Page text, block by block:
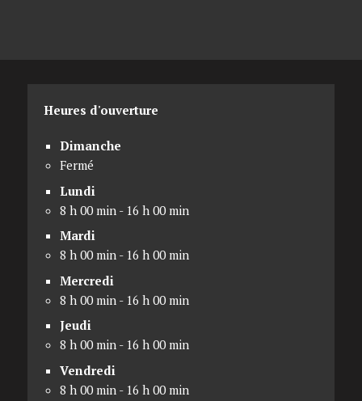
Heures d'ouverture
Dimanche
Fermé
Lundi
8 h 00 min - 16 h 00 min
Mardi
8 h 00 min - 16 h 00 min
Mercredi
8 h 00 min - 16 h 00 min
Jeudi
8 h 00 min - 16 h 00 min
Vendredi
8 h 00 min - 16 h 00 min